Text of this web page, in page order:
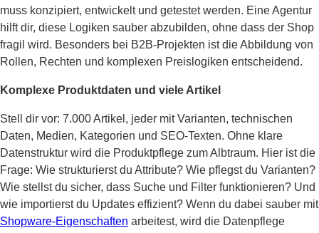
muss konzipiert, entwickelt und getestet werden. Eine Agentur
hilft dir, diese Logiken sauber abzubilden, ohne dass der Shop
fragil wird. Besonders bei B2B-Projekten ist die Abbildung von
Rollen, Rechten und komplexen Preislogiken entscheidend.
Komplexe Produktdaten und viele Artikel
Stell dir vor: 7.000 Artikel, jeder mit Varianten, technischen
Daten, Medien, Kategorien und SEO-Texten. Ohne klare
Datenstruktur wird die Produktpflege zum Albtraum. Hier ist die
Frage: Wie strukturierst du Attribute? Wie pflegst du Varianten?
Wie stellst du sicher, dass Suche und Filter funktionieren? Und
wie importierst du Updates effizient? Wenn du dabei sauber mit
Shopware-Eigenschaften arbeitest, wird die Datenpflege